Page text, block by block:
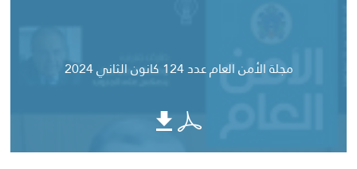
مجلة الأمن العام عدد 124 كانون الثاني 2024